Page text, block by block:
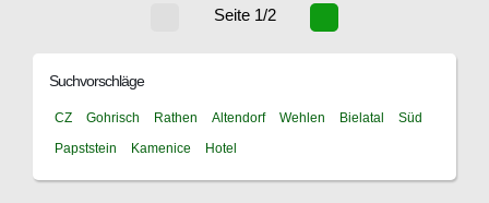
Seite 1/2
Suchvorschläge
CZ Gohrisch Rathen Altendorf Wehlen Bielatal
Süd
Papststein
Kamenice Hotel